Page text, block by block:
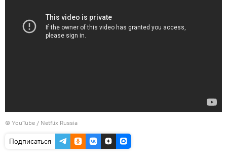
© YouTube / Netflix Russia
Подписаться